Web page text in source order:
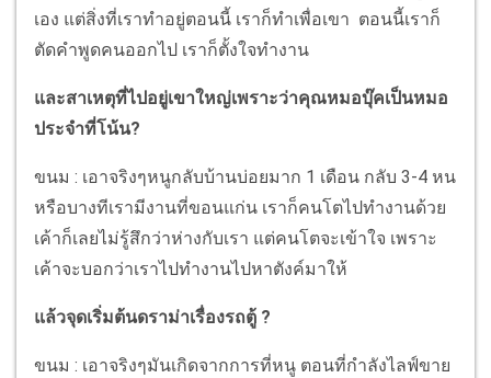
เอง แต่สิ่งที่เราทำอยู่ตอนนี้ เราก็ทำเพื่อเขา ตอนนี้เราก็
ตัดคำพูดคนออกไป เราก็ตั้งใจทำงาน
และสาเหตุที่ไปอยู่เขาใหญ่เพราะว่าคุณหมอบุ๊คเป็นหมอ
ประจำที่โน้น?
ขนม : เอาจริงๆหนูกลับบ้านบ่อยมาก 1 เดือน กลับ 3-4 หน
หรือบางทีเรามีงานที่ขอนแก่น เราก็คนโตไปทำงานด้วย
เค้าก็เลยไม่รู้สึกว่าห่างกับเรา แต่คนโตจะเข้าใจ เพราะ
เค้าจะบอกว่าเราไปทำงานไปหาตังค์มาให้
แล้วจุดเริ่มต้นดราม่าเรื่องรถตู้ ?
ขนม : เอาจริงๆมันเกิดจากการที่หนู ตอนที่กำลังไลฟ์ขาย